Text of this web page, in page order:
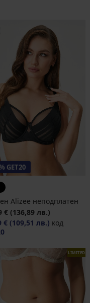
GET20
Alizeе неподплатен
€ (136,89 лв.)
€ (109,51 лв.) код
LIMITED